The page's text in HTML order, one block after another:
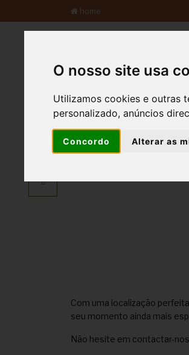
O nosso site usa
Utilizamos cookies e outras
personalizado, anúncios
Concordo Alterar as
home
Eventos
Com uma localização
seu momento ainda mais
Não hesite em contactar-